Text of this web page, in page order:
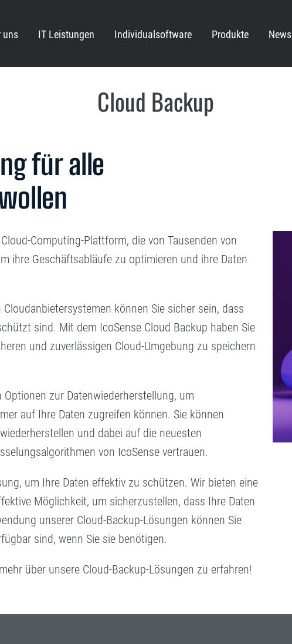
uns IT Leistungen Individualsoftware Produkte News
Cloud Backup
für alle
Computing-Plattform, die von Tausenden von
ihre Geschäftsabläufe zu optimieren und ihre Daten
können Sie sicher sein, dass
sind. Mit dem IcoSense Cloud Backup haben Sie
und zuverlässigen Cloud-Umgebung zu speichern
zur Datenwiederherstellung, um
auf Ihre Daten zugreifen können. Sie können
und dabei auf die neuesten
von IcoSense vertrauen.
um Ihre Daten effektiv zu schützen. Wir bieten eine
Möglichkeit, um sicherzustellen, dass Ihre Daten
unserer Cloud-Backup-Lösungen können Sie
sind, wenn Sie sie benötigen.
über unsere Cloud-Backup-Lösungen zu erfahren!